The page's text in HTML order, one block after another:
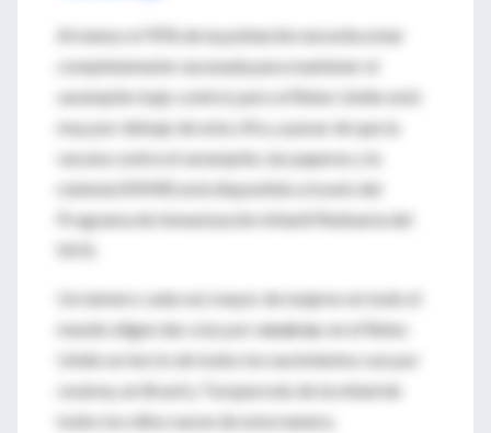
Al menos el 95% de la población necesita estar
completamente vacunada para mantener el
sarampión bajo control, pero el Reino Unido está
muy por debajo de esta cifra, a pesar de que la
vacuna contra el sarampión, las paperas y la
rubéola (MMR) está disponible a través del
Programa de Inmunización Infantil Rutinaria del
NHS.
Un número cada vez mayor de mujeres en todo el
mundo eligen dar a luz por
cesárea: en el Reino
Unido un tercio de todos los nacimientos son por
cesárea, en Brasil y Turquía más de la mitad de
todos los niños nacen de esta manera.